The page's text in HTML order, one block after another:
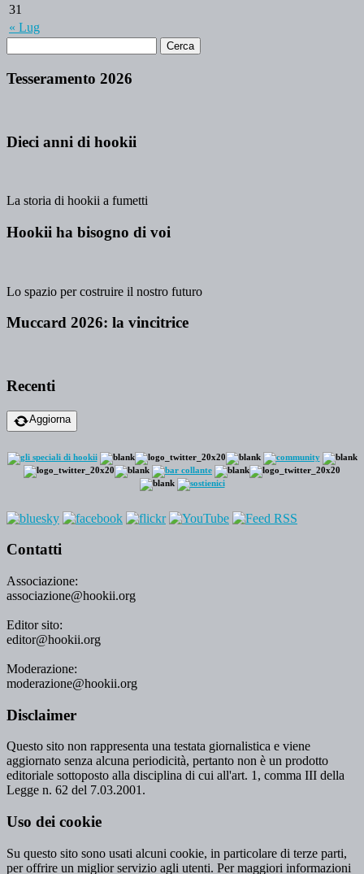
« Lug
31
Tesseramento 2026
Dieci anni di hookii
La storia di hookii a fumetti
Hookii ha bisogno di voi
Lo spazio per costruire il nostro futuro
Muccard 2026: la vincitrice
Recenti
Aggiorna
Contatti
Associazione:
associazione@hookii.org
Editor sito:
editor@hookii.org
Moderazione:
moderazione@hookii.org
Disclaimer
Questo sito non rappresenta una testata giornalistica e viene
aggiornato senza alcuna periodicità, pertanto non è un prodotto
editoriale sottoposto alla disciplina di cui all'art. 1, comma III della
Legge n. 62 del 7.03.2001.
Uso dei cookie
Su questo sito sono usati alcuni cookie, in particolare di terze parti,
per offrire un miglior servizio agli utenti. Per maggiori informazioni